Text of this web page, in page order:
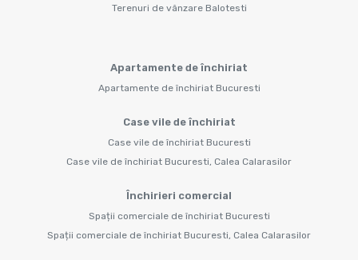
Terenuri de vânzare Balotesti
Apartamente de închiriat
Apartamente de închiriat Bucuresti
Case vile de închiriat
Case vile de închiriat Bucuresti
Case vile de închiriat Bucuresti, Calea Calarasilor
Închirieri comercial
Spații comerciale de închiriat Bucuresti
Spații comerciale de închiriat Bucuresti, Calea Calarasilor